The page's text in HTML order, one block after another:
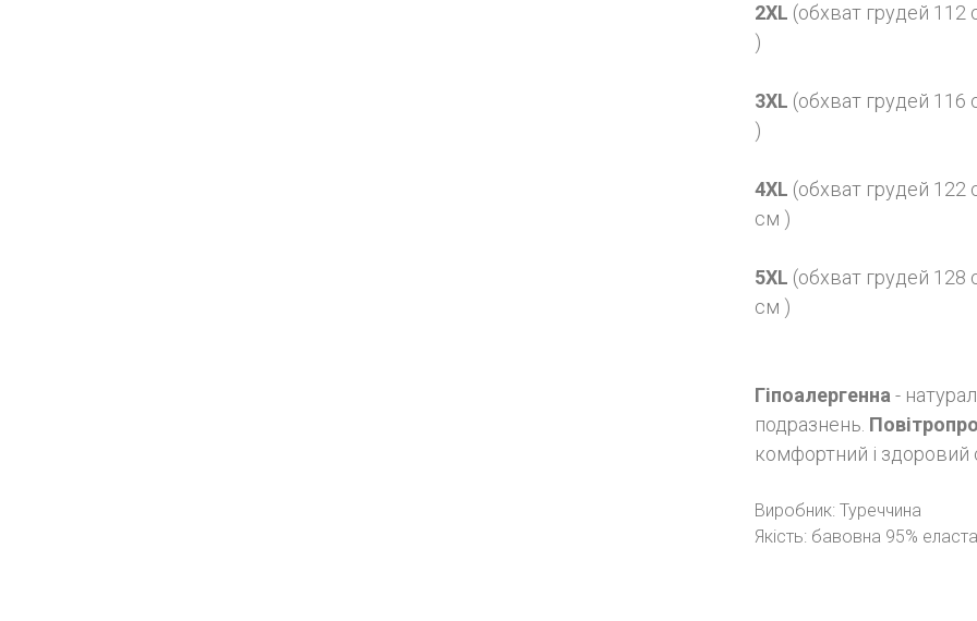
2XL (обхват грудей
)
3XL (обхват грудей
)
4XL (обхват грудей
см )
5XL (обхват грудей
см )
Гіпоалергенна-
подразнень.
комфортний і здоровий
Виробник: Туреччина
Якість: бавовна 95%